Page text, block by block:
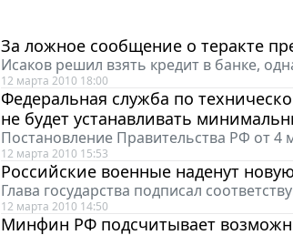
За ложное сообщение о теракте
Исаков решил взять кредит в банке,
12 марта 2010 18:00
Федеральная служба по
не будет устанавливать
Постановление Правительства РФ от 4
12 марта 2010 15:53
Российские военные наденут
Глава государства подписал
12 марта 2010 14:50
Минфин РФ подсчитывает